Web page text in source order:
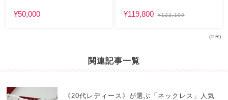
¥50,000 ¥119,800 ¥122,100
(PR)
関連記事一覧
《20代レディース》が選ぶ「ネックレス」人気